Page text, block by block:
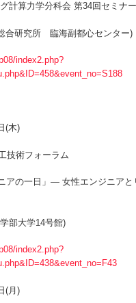
算力学分科会 第34回セミナ
研究所 臨海副都心センター)
index2.php?
(木)
術フォーラム
一日」― 女性エンジニアと
大学14号館)
index2.php?
(月)